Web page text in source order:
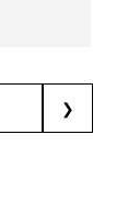
❯